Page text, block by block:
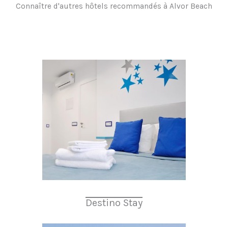
Connaître d'autres hôtels recommandés à Alvor Beach
Destino Stay